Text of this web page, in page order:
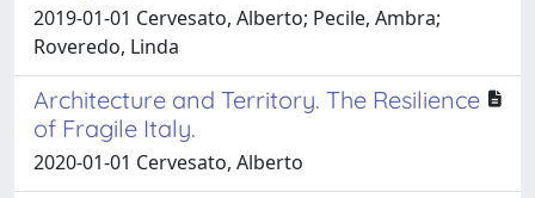
2019-01-01 Cervesato, Alberto; Pecile, Ambra;
Roveredo, Linda
Architecture and Territory. The Resilience
of Fragile Italy.
2020-01-01 Cervesato, Alberto